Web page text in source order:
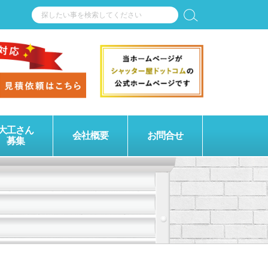
工さん
募集
会社概要 お問合せ